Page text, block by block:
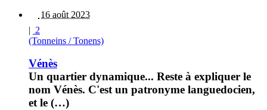
16 août 2023
| 2
(Tonneins / Tonens)
Vénès
Un quartier dynamique... Reste à expliquer le
nom Vénès. C'est un patronyme languedocien,
et le (…)